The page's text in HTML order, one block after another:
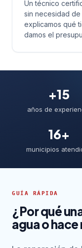
Un técnico
sin necesidad de
explicamos qué
damos el
+15
años de
16+
municipios
GUÍA RÁPIDA
¿Por qué
agua o